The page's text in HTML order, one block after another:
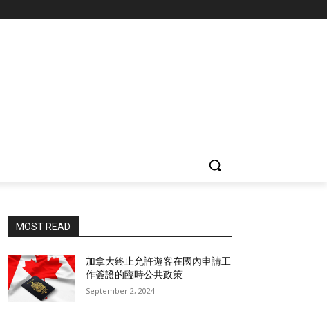
MOST READ
加拿大終止允許遊客在國內申請工
作簽證的臨時公共政策
September 2, 2024